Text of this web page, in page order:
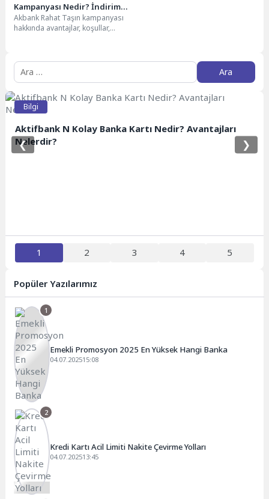
Kampanyası Nedir? İndirim
Kodu Nasıl Alınır?
Akbank Rahat Taşın kampanyası
hakkında avantajlar, koşullar,
Arama:
Bilgi
Aktifbank N Kolay Banka Kartı Nedir? Avantajları
Nelerdir?
❮ ❯
1 2 3 4 5
Popüler Yazılarımız
1
Emekli Promosyon 2025 En Yüksek Hangi Banka
04.07.202515:08
2
Kredi Kartı Acil Limiti Nakite Çevirme Yolları
04.07.202513:45